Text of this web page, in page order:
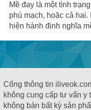
Mề đay là một tình
phù mạch, hoặc cả
hiện hành định nghĩa
Cổng thông tin
không cung cấp tư vấn y
không bán bất kỳ sản